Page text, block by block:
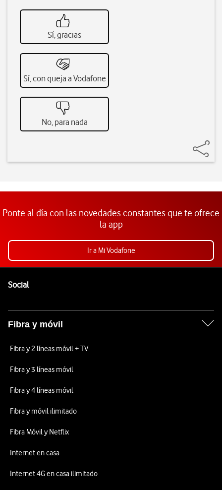
Sí, gracias
Sí, con queja a Vodafone
No, para nada
Ponte al día con las novedades constantes que te ofrece
la app
Ir a Mi Vodafone
SocialEnlaces a las redes sociales de Vodafone
Fibra y móvil
Fibra y 2 líneas móvil + TV
Fibra y 3 líneas móvil
Fibra y 4 líneas móvil
Fibra y móvil ilimitado
Fibra Móvil y Netflix
Internet en casa
Internet 4G en casa ilimitado